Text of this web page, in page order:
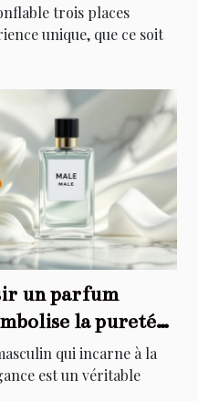
trois places
unique, que ce soit
un parfum
la pureté
qui incarne à la
est un véritable